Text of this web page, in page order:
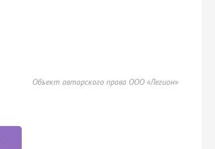
Объект авторского права ООО «Легион»